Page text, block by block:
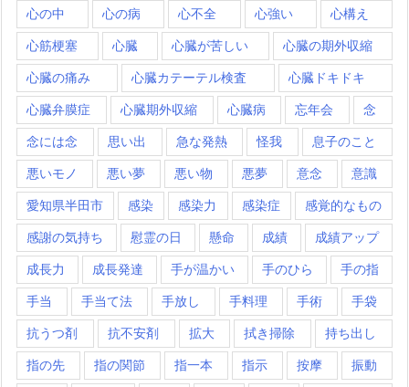
心の中 心の病 心不全 心強い 心構え
心筋梗塞 心臓 心臓が苦しい 心臓の期外収縮
心臓の痛み 心臓カテーテル検査 心臓ドキドキ
心臓弁膜症 心臓期外収縮 心臓病 忘年会 念
念には念 思い出 急な発熱 怪我 息子のこと
悪いモノ 悪い夢 悪い物 悪夢 意念 意識
愛知県半田市 感染 感染力 感染症 感覚的なもの
感謝の気持ち 慰霊の日 懸命 成績 成績アップ
成長力 成長発達 手が温かい 手のひら 手の指
手当 手当て法 手放し 手料理 手術 手袋
抗うつ剤 抗不安剤 拡大 拭き掃除 持ち出し
指の先 指の関節 指一本 指示 按摩 振動